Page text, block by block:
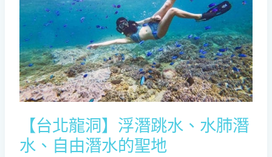
【台北龍洞】浮潛跳水、水肺潛
水、自由潛水的聖地
浮
潛
水、
水
肺
潛
水、
潛